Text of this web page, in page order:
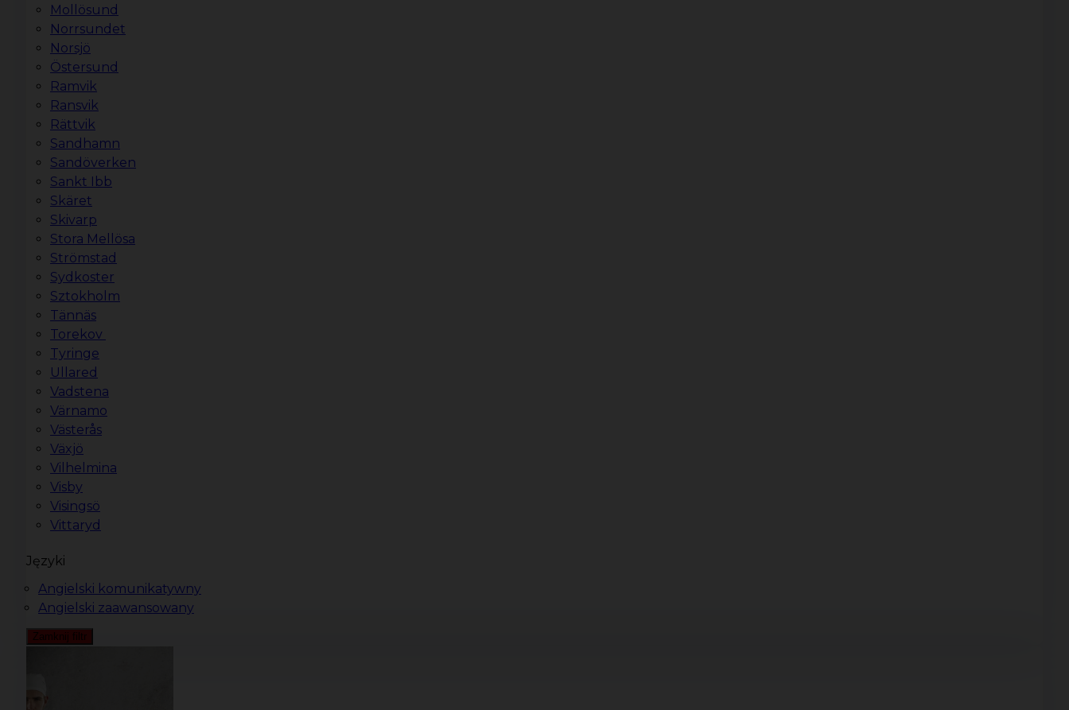
Mollösund
Norrsundet
Norsjö
Östersund
Ramvik
Ransvik
Rättvik
Sandhamn
Sandöverken
Sankt Ibb
Skäret
Skivarp
Stora Mellösa
Strömstad
Sydkoster
Sztokholm
Tännäs
Torekov
Tyringe
Ullared
Vadstena
Värnamo
Västerås
Växjö
Vilhelmina
Visby
Visingsö
Vittaryd
Języki
Angielski komunikatywny
Angielski zaawansowany
Zamknij filtr